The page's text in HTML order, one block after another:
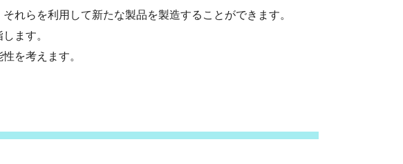
れらを利用して新たな製品を製造することができます。
ます。
を考えます。